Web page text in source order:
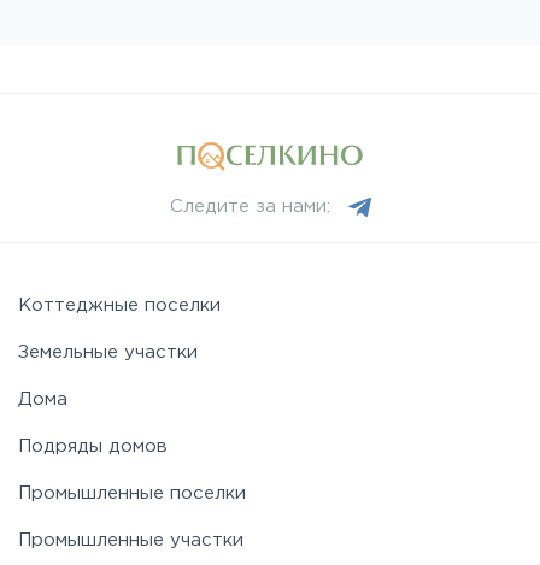
Следите за нами:
Коттеджные поселки
Земельные участки
Дома
Подряды домов
Промышленные поселки
Промышленные участки